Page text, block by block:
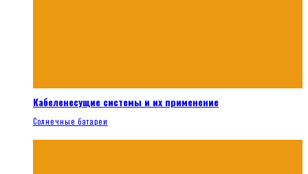
Кабеленесущие системы и их применение
Солнечные батареи